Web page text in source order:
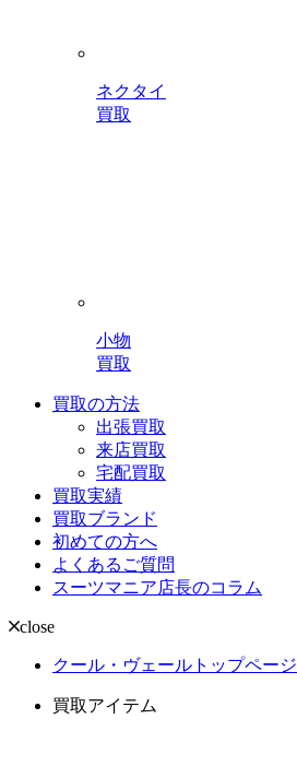
ネクタイ
買取
小物
買取
買取の方法
出張買取
来店買取
宅配買取
買取実績
買取ブランド
初めての方へ
よくあるご質問
スーツマニア店長のコラム
close
クール・ヴェールトップページ
買取アイテム